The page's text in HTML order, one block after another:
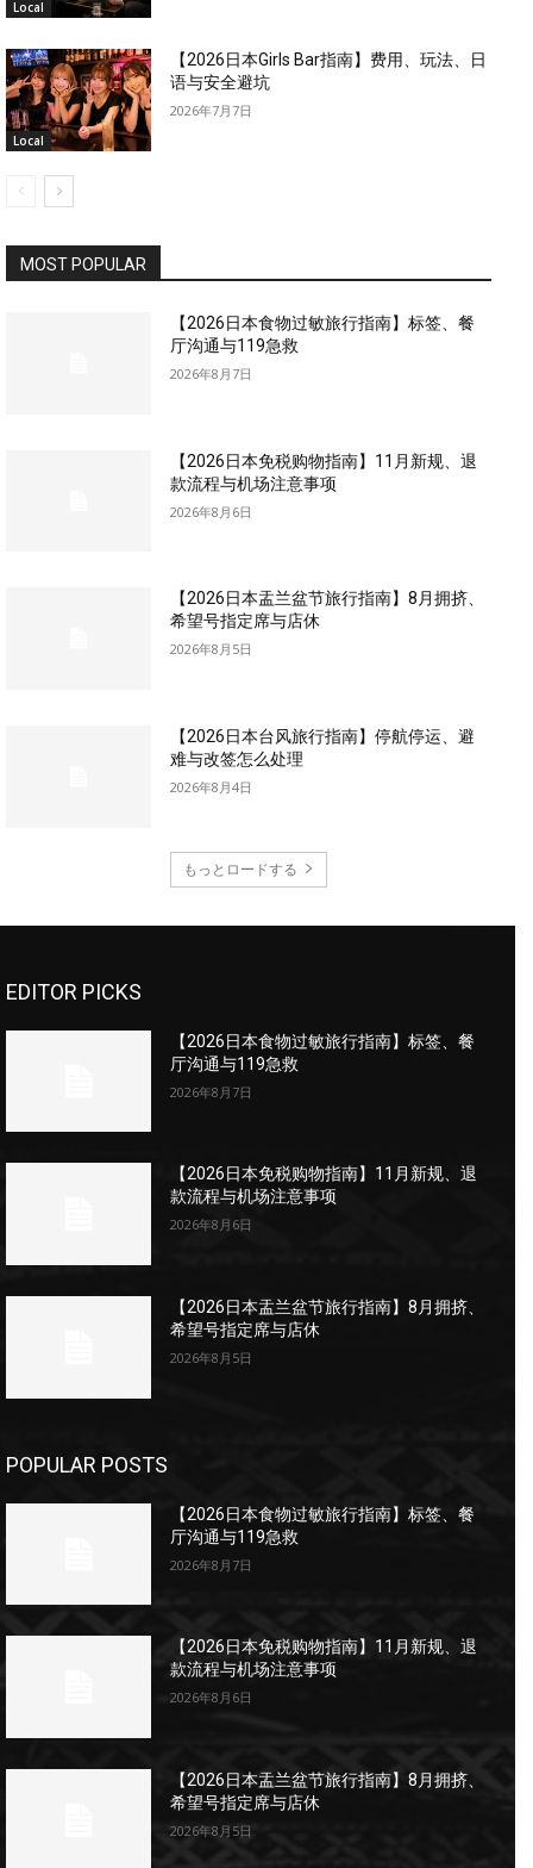
Local
Local
【2026日本Girls Bar指南】费用、玩法、日
语与安全避坑
2026年7月7日
MOST POPULAR
【2026日本食物过敏旅行指南】标签、餐
厅沟通与119急救
2026年8月7日
【2026日本免税购物指南】11月新规、退
款流程与机场注意事项
2026年8月6日
【2026日本盂兰盆节旅行指南】8月拥挤、
希望号指定席与店休
2026年8月5日
【2026日本台风旅行指南】停航停运、避
难与改签怎么处理
2026年8月4日
もっとロードする
EDITOR PICKS
【2026日本食物过敏旅行指南】标签、餐
厅沟通与119急救
2026年8月7日
【2026日本免税购物指南】11月新规、退
款流程与机场注意事项
2026年8月6日
【2026日本盂兰盆节旅行指南】8月拥挤、
希望号指定席与店休
2026年8月5日
POPULAR POSTS
【2026日本食物过敏旅行指南】标签、餐
厅沟通与119急救
2026年8月7日
【2026日本免税购物指南】11月新规、退
款流程与机场注意事项
2026年8月6日
【2026日本盂兰盆节旅行指南】8月拥挤、
希望号指定席与店休
2026年8月5日